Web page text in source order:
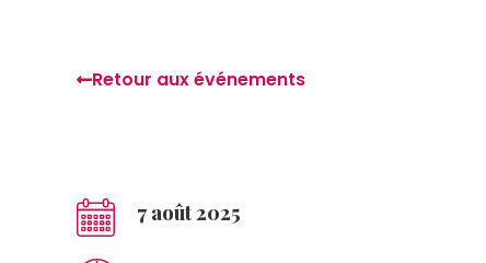
Retour aux événements
7 août 2025